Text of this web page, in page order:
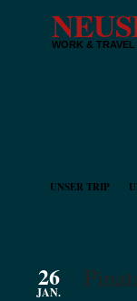
WORK &
UNSER TRIP
26
JAN.